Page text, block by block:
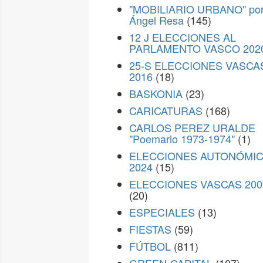
"MOBILIARIO URBANO"
Ángel Resa (145)
12 J ELECCIONES AL
PARLAMENTO VASCO
25-S ELECCIONES
2016 (18)
BASKONIA (23)
CARICATURAS (168)
CARLOS PEREZ URALDE
"Poemario 1973-1974" (1)
ELECCIONES
2024 (15)
ELECCIONES VASCAS
(20)
ESPECIALES (13)
FIESTAS (59)
FÚTBOL (811)